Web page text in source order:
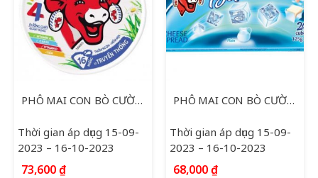
PHÔ MAI CON BÒ CƯỜI 224G
Thời gian áp dụng 15-09-
2023 – 16-10-2023
73,600₫
PHÔ MAI CON BÒ CƯỜI BEL PLAIN 125G
Thời gian áp dụng 15-09-
2023 – 16-10-2023
68,000₫